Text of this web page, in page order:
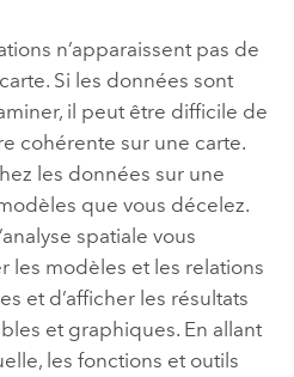
n’apparaissent pas de
Si les données sont
il peut être difficile de
cohérente sur une carte.
les données sur une
que vous décelez.
spatiale vous
les modèles et les relations
et d’afficher les résultats
et graphiques. En allant
les fonctions et outils